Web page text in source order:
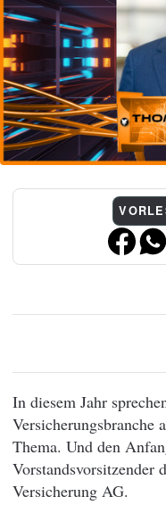
In diesem Jahr
Versicherungsbranche
Thema. Und den
Vorstandsvorsitzender
Versicherung AG.